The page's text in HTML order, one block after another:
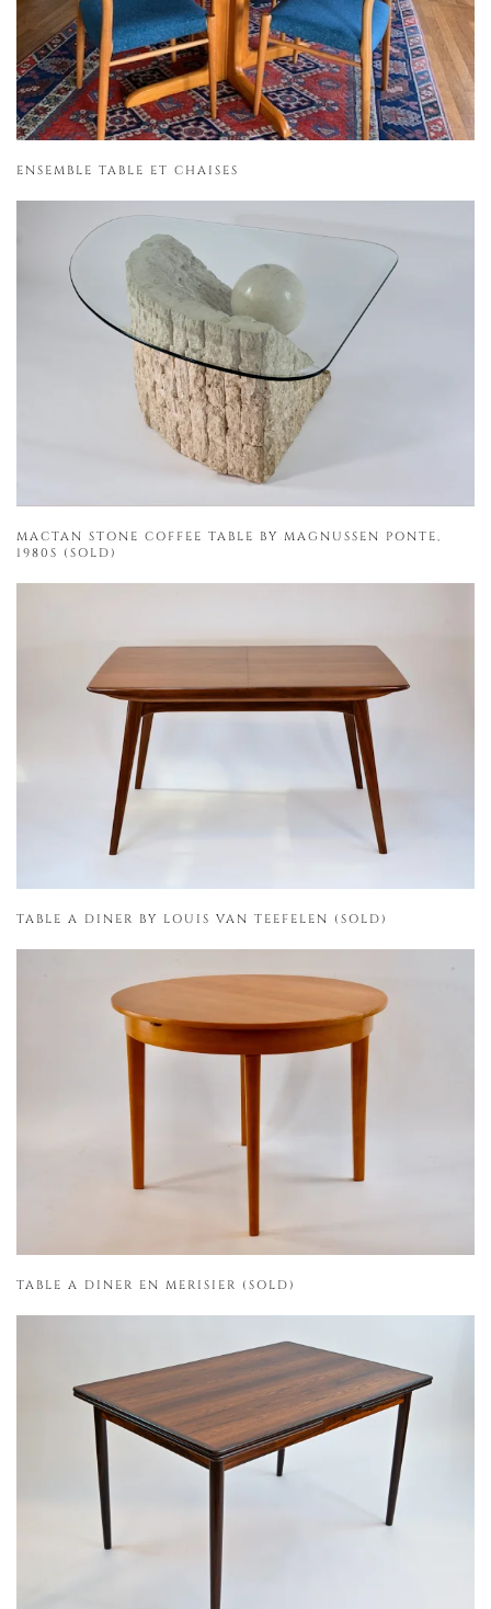
ENSEMBLE TABLE ET CHAISES
MACTAN STONE COFFEE TABLE BY MAGNUSSEN PONTE,
1980S (SOLD)
TABLE A DINER BY LOUIS VAN TEEFELEN (SOLD)
TABLE A DINER EN MERISIER (SOLD)